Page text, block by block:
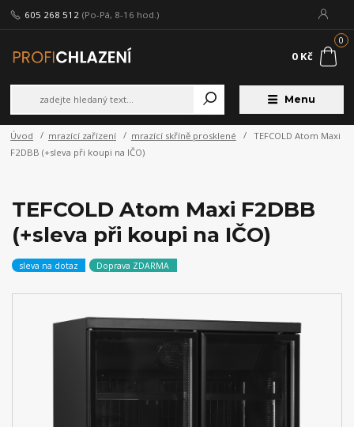
Menu
605 268 512 (Po-Pá, 8-16 hod.)
0
0 Kč
Úvod mrazící zařízení mrazící skříně prosklené
TEFCOLD Atom Maxi
F2DBB (+sleva při koupi na IČO)
TEFCOLD Atom Maxi F2DBB
(+sleva při koupi na IČO)
sleva na dotaz Doprava ZDARMA